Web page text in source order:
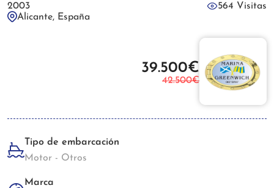
2003
564 Visitas
Alicante, España
39.500€
42.500€
Tipo de embarcación
Motor - Otros
Marca